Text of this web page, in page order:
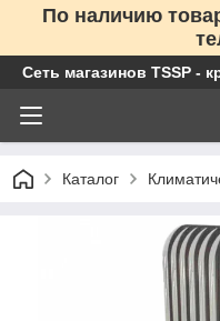
По наличию
Сеть магазинов TSSP -
Каталог